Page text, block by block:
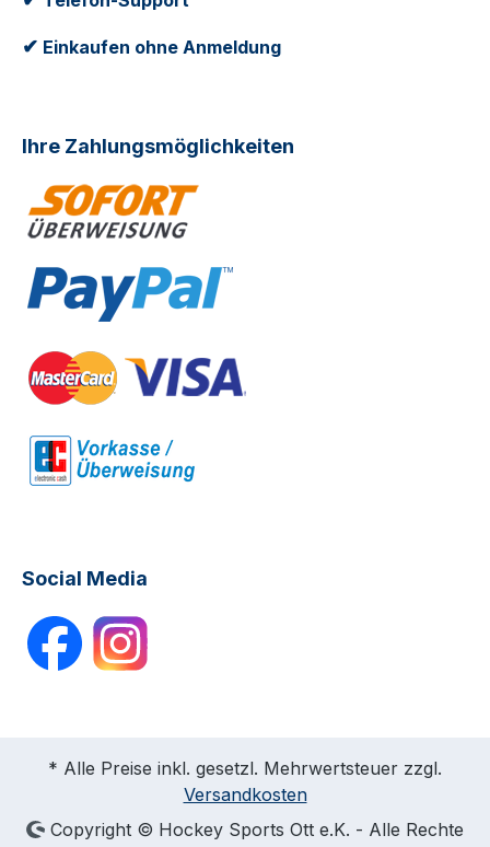
✔ Einkaufen ohne Anmeldung
Ihre Zahlungsmöglichkeiten
Social Media
* Alle Preise inkl. gesetzl. Mehrwertsteuer zzgl.
Versandkosten
Copyright © Hockey Sports Ott e.K. - Alle Rechte